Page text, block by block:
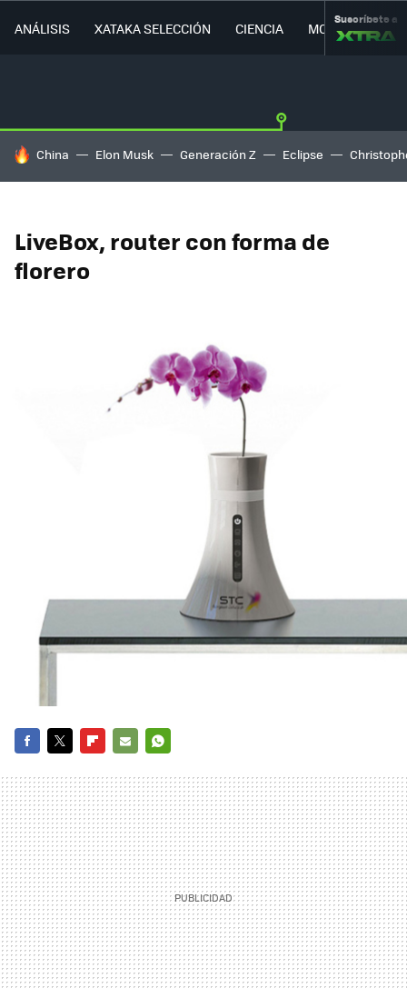
ANÁLISIS XATAKA SELECCIÓN CIENCIA MOVILIDAD
Suscríbete a
HOY SE HABLA DE
China Elon Musk Generación Z Eclipse
LiveBox, router con forma de
florero
MAIL